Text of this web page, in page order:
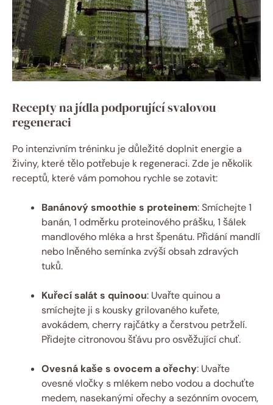
Recepty na jídla podporující svalovou
regeneraci
Po intenzivním tréninku je důležité doplnit energie a
živiny, které tělo potřebuje k regeneraci. Zde je několik
receptů, které vám pomohou rychle se zotavit:
Banánový smoothie s proteinem: Smíchejte 1
banán, 1 odměrku proteinového prášku, 1 šálek
mandlového mléka a hrst špenátu. Přidání mandlí
nebo lněného semínka zvýší obsah zdravých
tuků.
Kuřecí salát s quinoou: Uvařte quinou a
smíchejte ji s kousky grilovaného kuřete,
avokádem, cherry rajčátky a čerstvou petrželí.
Přidejte citronovou šťávu pro osvěžující chuť.
Ovesná kaše s ovocem a ořechy: Uvařte
ovesné vločky s mlékem nebo vodou a dochuťte
medem, nasekanými ořechy a sezónním ovocem,